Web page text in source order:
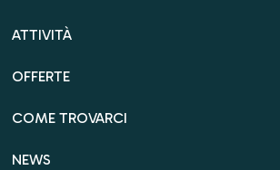
ATTIVITÀ
OFFERTE
COME TROVARCI
NEWS